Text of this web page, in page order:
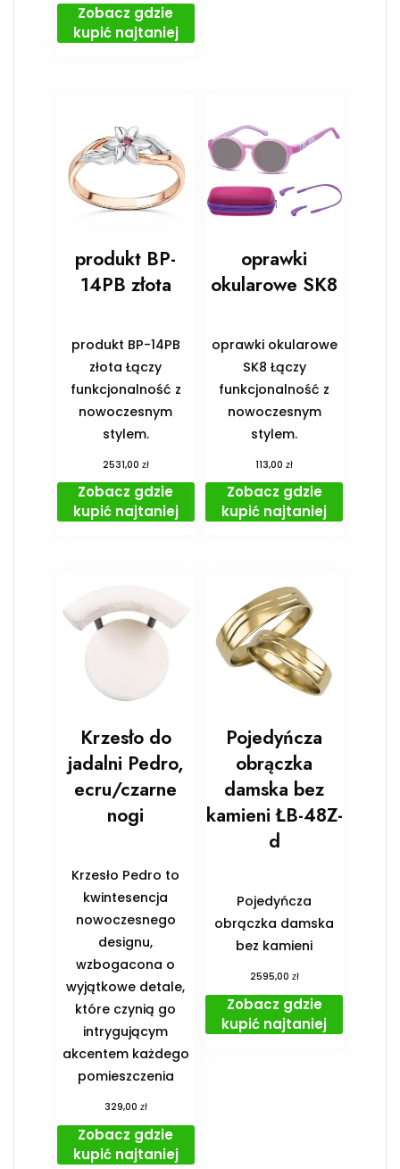
Zobacz gdzie
kupić najtaniej
produkt BP-
14PB złota
produkt BP-14PB
złota Łączy
funkcjonalność z
nowoczesnym
stylem.
2531,00 zł
Zobacz gdzie
kupić najtaniej
oprawki
okularowe SK8
oprawki okularowe
SK8 Łączy
funkcjonalność z
nowoczesnym
stylem.
113,00zł
Zobacz gdzie
kupić najtaniej
Krzesło do
jadalni Pedro,
ecru/czarne
nogi
Krzesło Pedro to
kwintesencja
nowoczesnego
designu,
wzbogacona o
wyjątkowe detale,
które czynią go
intrygującym
akcentem każdego
pomieszczenia
329,00 zł
Zobacz gdzie
kupić najtaniej
Pojedyńcza
obrączka
damska bez
kamieni ŁB-48Z-
d
Pojedyńcza
obrączka damska
bez kamieni
2595,00 zł
Zobacz gdzie
kupić najtaniej